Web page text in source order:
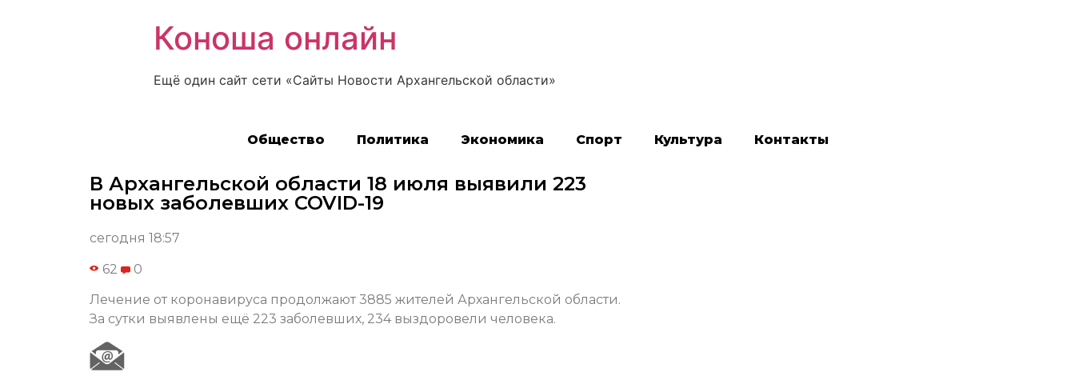
Коноша онлайн
Ещё один сайт сети «Сайты Новости Архангельской области»
Общество Политика Экономика Спорт Культура Контакты
В Архангельской области 18 июля выявили 223
новых заболевших COVID-19
сегодня 18:57
62 0
Лечение от коронавируса продолжают 3885 жителей Архангельской области.
За сутки выявлены ещё 223 заболевших, 234 выздоровели человека.